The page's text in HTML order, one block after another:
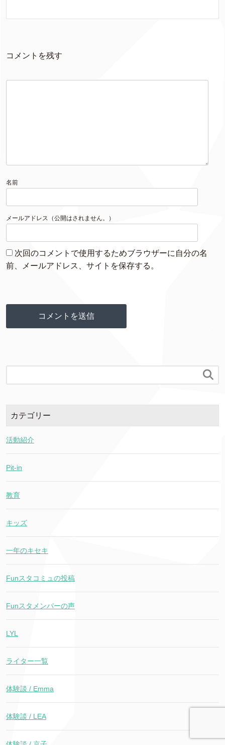
コメントを残す
名前
メールアドレス（公開はされません。）
次回のコメントで使用するためブラウザーに自分の名
前、メールアドレス、サイトを保存する。

カテゴリー
活動紹介
Pit-in
教育
キッズ
一年のキセキ
Funスタコミュの投稿
Funスタメンバーの声
LYL
ライター一覧
体験談 / Emma
体験談 / LEA